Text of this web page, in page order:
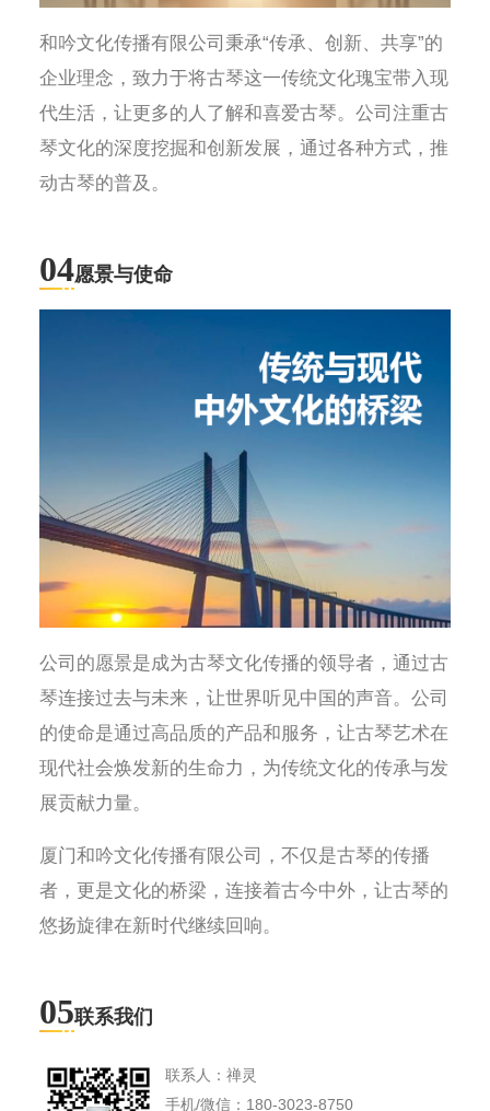
和吟文化传播有限公司秉承“传承、创新、共享”的
企业理念，致力于将古琴这一传统文化瑰宝带入现
代生活，让更多的人了解和喜爱古琴。公司注重古
琴文化的深度挖掘和创新发展，通过各种方式，推
动古琴的普及。
04愿景与使命
公司的愿景是成为古琴文化传播的领导者，通过古
琴连接过去与未来，让世界听见中国的声音。公司
的使命是通过高品质的产品和服务，让古琴艺术在
现代社会焕发新的生命力，为传统文化的传承与发
展贡献力量。
厦门和吟文化传播有限公司，不仅是古琴的传播
者，更是文化的桥梁，连接着古今中外，让古琴的
悠扬旋律在新时代继续回响。
05联系我们
联系人：禅灵
手机/微信：180-3023-8750